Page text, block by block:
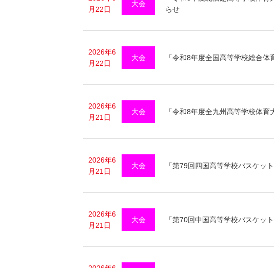
月22日
大会
らせ
2026年6
月22日
大会 「令和8年度全国高等学校総合
2026年6
月21日
大会 「令和8年度全九州高等学校体
2026年6
月21日
大会 「第79回四国高等学校バスケッ
2026年6
月21日
大会 「第70回中国高等学校バスケッ